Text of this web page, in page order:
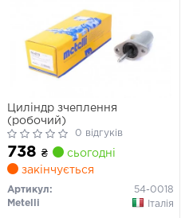
Циліндр зчеплення
(робочий)
0 відгуків
738 ₴
сьогодні
закінчується
Артикул:
54-0018
Metelli
Італія